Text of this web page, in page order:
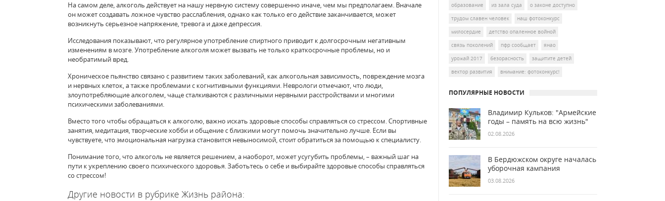
На самом деле, алкоголь действует на нашу нервную систему совершенно иначе, чем мы предполагаем. Вначале
он может создавать ложное чувство расслабления, однако как только его действие заканчивается, может
возникнуть серьезное напряжение, тревога и даже депрессия.
Исследования показывают, что регулярное употребление спиртного приводит к долгосрочным негативным
изменениям в мозге. Употребление алкоголя может вызвать не только краткосрочные проблемы, но и
необратимый вред.
Хроническое пьянство связано с развитием таких заболеваний, как алкогольная зависимость, повреждение мозга
и нервных клеток, а также проблемами с когнитивными функциями. Неврологи отмечают, что люди,
злоупотребляющие алкоголем, чаще сталкиваются с различными нервными расстройствами и многими
психическими заболеваниями.
Вместо того чтобы обращаться к алкоголю, важно искать здоровые способы справляться со стрессом. Спортивные
занятия, медитация, творческие хобби и общение с близкими могут помочь значительно лучше. Если вы
чувствуете, что эмоциональная нагрузка становится невыносимой, стоит обратиться за помощью к специалисту.
Понимание того, что алкоголь не является решением, а наоборот, может усугубить проблемы, – важный шаг на
пути к укреплению своего психического здоровья. Заботьтесь о себе и выбирайте здоровые способы справляться
со стрессом!
Другие новости в рубрике Жизнь района:
образование из зала суда
о законе доступно
трудом славен человек
наш фотоконкурс
милосердие
детство опаленное войной
связь поколений
пфр сообщает
янао
урожай 2017
безорасность
защитите детей
вектор развития
внимание: фотоконкурс!
ПОПУЛЯРНЫЕ НОВОСТИ
Владимир Кульков: "Армейские
годы – память на всю жизнь"
02.08.2026
В Бердюжском округе началась
уборочная кампания
03.08.2026